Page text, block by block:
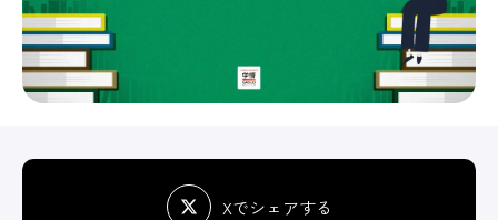
Xでシェアする